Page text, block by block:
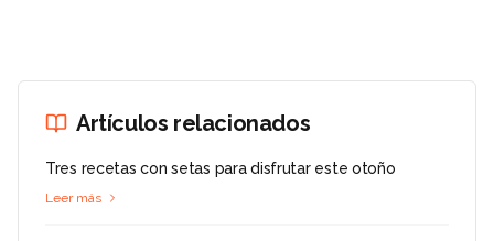
Artículos relacionados
Tres recetas con setas para disfrutar este otoño
Leer más